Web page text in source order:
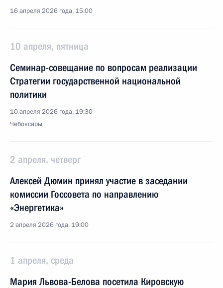
16 апреля 2026 года, 15:00
10 апреля, пятница
Семинар-совещание по вопросам реализации
Стратегии государственной национальной
политики
10 апреля 2026 года, 19:30
Чебоксары
2 апреля, четверг
Алексей Дюмин принял участие в заседании
комиссии Госсовета по направлению
«Энергетика»
2 апреля 2026 года, 19:00
1 апреля, среда
Мария Львова-Белова посетила Кировскую